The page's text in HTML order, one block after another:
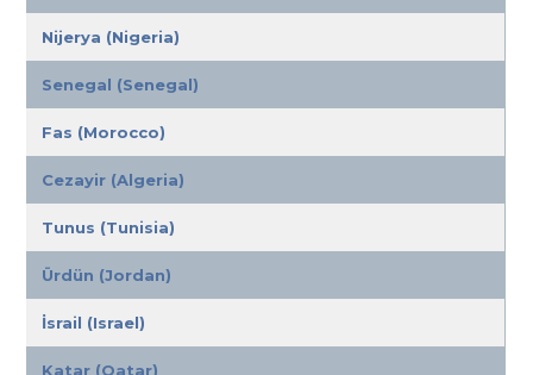
Nijerya (Nigeria)
Senegal (Senegal)
Fas (Morocco)
Cezayir (Algeria)
Tunus (Tunisia)
Ürdün (Jordan)
İsrail (Israel)
Katar (Qatar)